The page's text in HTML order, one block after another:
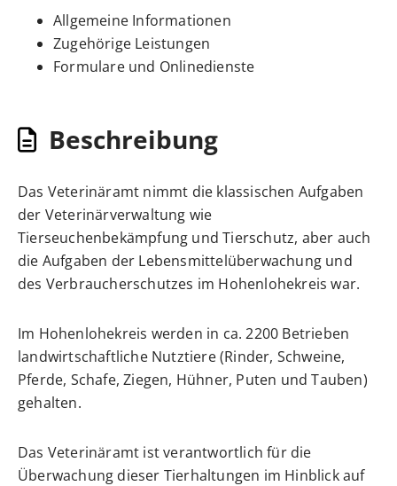
Allgemeine Informationen
Zugehörige Leistungen
Formulare und Onlinedienste
Beschreibung
Das Veterinäramt nimmt die klassischen Aufgaben
der Veterinärverwaltung wie
Tierseuchenbekämpfung und Tierschutz, aber auch
die Aufgaben der Lebensmittelüberwachung und
des Verbraucherschutzes im Hohenlohekreis war.
Im Hohenlohekreis werden in ca. 2200 Betrieben
landwirtschaftliche Nutztiere (Rinder, Schweine,
Pferde, Schafe, Ziegen, Hühner, Puten und Tauben)
gehalten.
Das Veterinäramt ist verantwortlich für die
Überwachung dieser Tierhaltungen im Hinblick auf